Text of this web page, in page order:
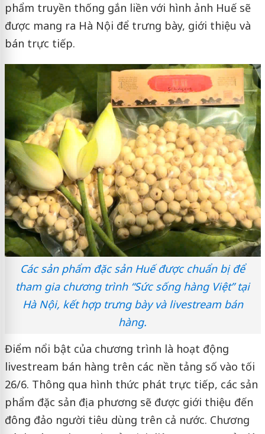
phẩm truyền thống gắn liền với hình ảnh Huế sẽ
được mang ra Hà Nội để trưng bày, giới thiệu và
bán trực tiếp.
Các sản phẩm đặc sản Huế được chuẩn bị để
tham gia chương trình “Sức sống hàng Việt” tại
Hà Nội, kết hợp trưng bày và livestream bán
hàng.
Điểm nổi bật của chương trình là hoạt động
livestream bán hàng trên các nền tảng số vào tối
26/6. Thông qua hình thức phát trực tiếp, các sản
phẩm đặc sản địa phương sẽ được giới thiệu đến
đông đảo người tiêu dùng trên cả nước. Chương